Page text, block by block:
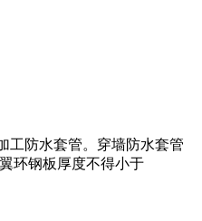
工防水套管。穿墙防水套管
环钢板厚度不得小于